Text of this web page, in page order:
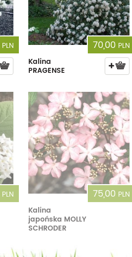
PLN
70,00 PLN
Kalina
PRAGENSE
PLN
75,00 PLN
Kalina
japońska MOLLY
SCHRODER